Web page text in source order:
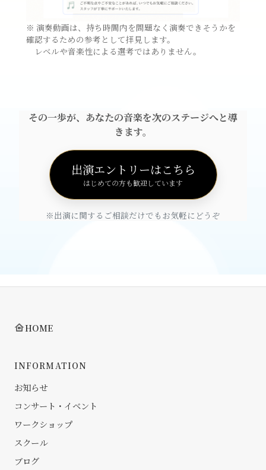
※ 演奏動画は、持ち時間内を問題なく演奏できそうかを
確認するための参考として拝見します。
レベルや音楽性による選考ではありません。
その一歩が、あなたの音楽を次のステージへと導
きます。
出演エントリーはこちら
はじめての方も歓迎しています
※出演に関するご相談だけでもお気軽にどうぞ
HOME
INFORMATION
お知らせ
コンサート・イベント
ワークショップ
スクール
ブログ